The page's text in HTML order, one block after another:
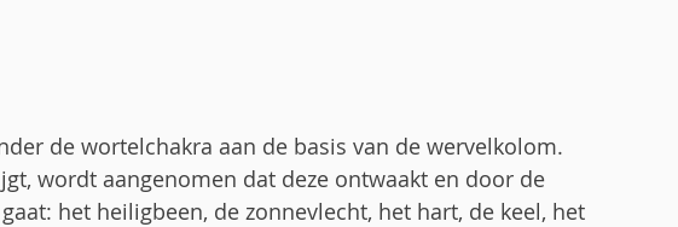
de wortelchakra aan de basis van de wervelkolom.
wordt aangenomen dat deze ontwaakt en door de
het heiligbeen, de zonnevlecht, het hart, de keel, het